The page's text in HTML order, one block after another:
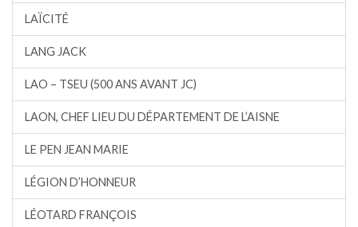
LAÏCITÉ
LANG JACK
LAO – TSEU (500 ANS AVANT JC)
LAON, CHEF LIEU DU DÉPARTEMENT DE L’AISNE
LE PEN JEAN MARIE
LÉGION D’HONNEUR
LÉOTARD FRANÇOIS